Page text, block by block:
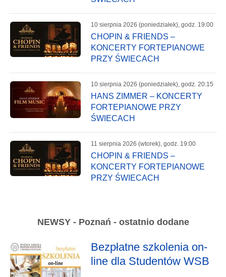
10 sierpnia 2026 (poniedziałek), godz. 19:00
CHOPIN & FRIENDS –
KONCERTY FORTEPIANOWE
PRZY ŚWIECACH
10 sierpnia 2026 (poniedziałek), godz. 20:15
HANS ZIMMER – KONCERTY
FORTEPIANOWE PRZY
ŚWIECACH
11 sierpnia 2026 (wtorek), godz. 19:00
CHOPIN & FRIENDS –
KONCERTY FORTEPIANOWE
PRZY ŚWIECACH
NEWSY - Poznań - ostatnio dodane
Bezpłatne szkolenia on-
line dla Studentów WSB